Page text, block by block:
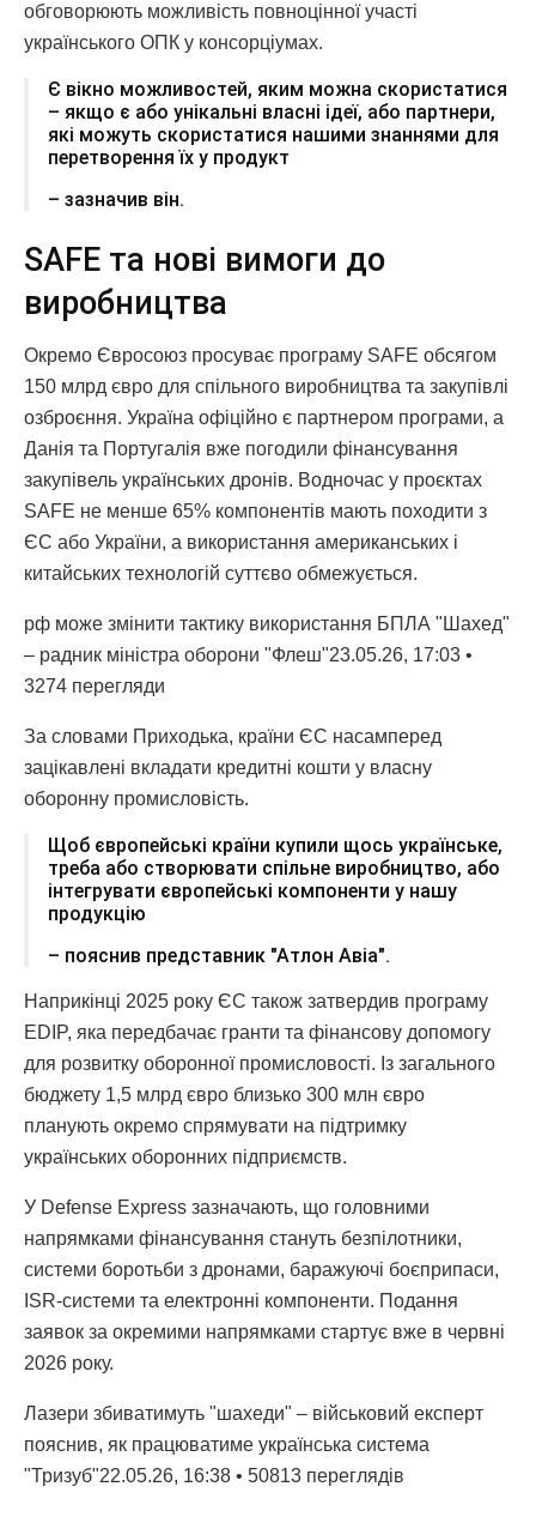
обговорюють можливість повноцінної участі
українського ОПК у консорціумах.
Є вікно можливостей, яким можна скористатися
– якщо є або унікальні власні ідеї, або партнери,
які можуть скористатися нашими знаннями для
перетворення їх у продукт
– зазначив він.
SAFE та нові вимоги до
виробництва
Окремо Євросоюз просуває програму SAFE обсягом
150 млрд євро для спільного виробництва та закупівлі
озброєння. Україна офіційно є партнером програми, а
Данія та Португалія вже погодили фінансування
закупівель українських дронів. Водночас у проєктах
SAFE не менше 65% компонентів мають походити з
ЄС або України, а використання американських і
китайських технологій суттєво обмежується.
рф може змінити тактику використання БПЛА "Шахед"
– радник міністра оборони "Флеш"23.05.26, 17:03 •
3274 перегляди
За словами Приходька, країни ЄС насамперед
зацікавлені вкладати кредитні кошти у власну
оборонну промисловість.
Щоб європейські країни купили щось українське,
треба або створювати спільне виробництво, або
інтегрувати європейські компоненти у нашу
продукцію
– пояснив представник "Атлон Авіа".
Наприкінці 2025 року ЄС також затвердив програму
EDIP, яка передбачає гранти та фінансову допомогу
для розвитку оборонної промисловості. Із загального
бюджету 1,5 млрд євро близько 300 млн євро
планують окремо спрямувати на підтримку
українських оборонних підприємств.
У Defense Express зазначають, що головними
напрямками фінансування стануть безпілотники,
системи боротьби з дронами, баражуючі боєприпаси,
ISR-системи та електронні компоненти. Подання
заявок за окремими напрямками стартує вже в червні
2026 року.
Лазери збиватимуть "шахеди" – військовий експерт
пояснив, як працюватиме українська система
"Тризуб"22.05.26, 16:38 • 50813 переглядiв